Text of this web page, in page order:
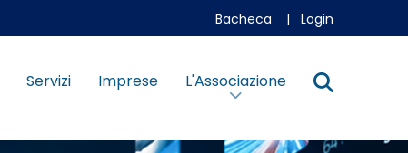
Bacheca | Login
Servizi Imprese L'Associazione